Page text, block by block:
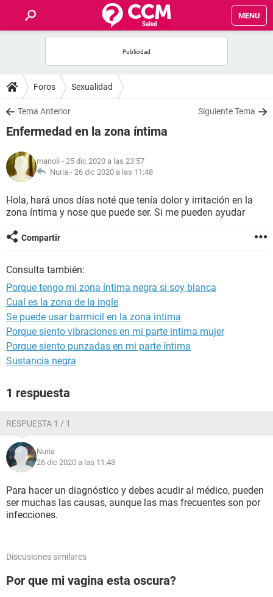
MENU
FOROS
SALUD
NUTRICIÓN
BIENESTAR
SEXUALIDAD
GLOSARIO
Foros Sexualidad
Tema Anterior Siguiente Tema
Enfermedad en la zona íntima
manoli - 25 dic 2020 a las 23:57
Nuria - 26 dic 2020 a las 11:48
Hola, hará unos días noté que tenía dolor y irritación en la
zona íntima y nose que puede ser. Si me pueden ayudar
Compartir
Consulta también:
Porque tengo mi zona íntima negra si soy blanca
Cual es la zona de la ingle
Se puede usar barmicil en la zona intima
Porque siento vibraciones en mi parte intima mujer
Porque siento punzadas en mi parte íntima
Sustancia negra
1 respuesta
RESPUESTA 1 / 1
Nuria
26 dic 2020 a las 11:48
Para hacer un diagnóstico y debes acudir al médico, pueden
ser muchas las causas, aunque las mas frecuentes son por
infecciones.
Discusiones similares
Por que mi vagina esta oscura?